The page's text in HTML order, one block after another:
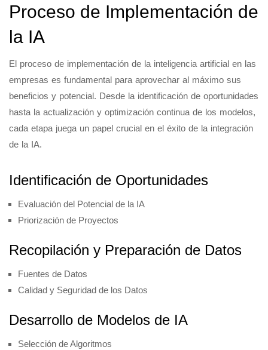
Proceso de Implementación de
la IA
El proceso de implementación de la inteligencia artificial en las
empresas es fundamental para aprovechar al máximo sus
beneficios y potencial. Desde la identificación de oportunidades
hasta la actualización y optimización continua de los modelos,
cada etapa juega un papel crucial en el éxito de la integración
de la IA.
Identificación de Oportunidades
Evaluación del Potencial de la IA
Priorización de Proyectos
Recopilación y Preparación de Datos
Fuentes de Datos
Calidad y Seguridad de los Datos
Desarrollo de Modelos de IA
Selección de Algoritmos